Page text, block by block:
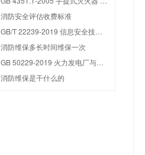
消防安全评估收费标准
消防维保多长时间维保一次
消防维保是干什么的